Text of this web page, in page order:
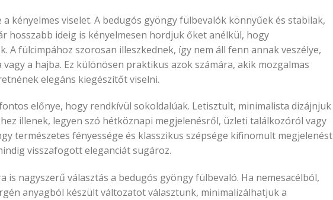
kényelmes viselet. A bedugós gyöngy fülbevalók könnyűek és stabilak,
hosszabb ideig is kényelmesen hordjuk őket anélkül, hogy
A fülcimpához szorosan illeszkednek, így nem áll fenn annak veszélye,
a hajba. Ez különösen praktikus azok számára, akik mozgalmas
elegáns kiegészítőt viselni.
előnye, hogy rendkívül sokoldalúak. Letisztult, minimalista dizájnjuk
illenek, legyen szó hétköznapi megjelenésről, üzleti találkozóról vagy
természetes fényessége és klasszikus szépsége kifinomult megjelenést
visszafogott eleganciát sugároz.
is nagyszerű választás a bedugós gyöngy fülbevaló. Ha nemesacélból,
anyagból készült változatot választunk, minimalizálhatjuk a